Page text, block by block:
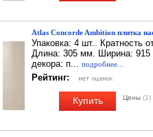
Atlas Concorde Ambition плитка
Упаковка: 4 шт.. Кратность
Длина: 305 мм. Ширина:
декора: п... подробнее...
Рейтинг:
Купить Цены (1)